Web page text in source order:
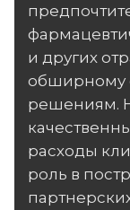
и других
обширному
решениям.
расходы
роль в